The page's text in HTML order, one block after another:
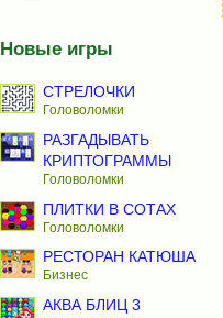
Новые игры
СТРЕЛОЧКИ
Головоломки
РАЗГАДЫВАТЬ
КРИПТОГРАММЫ
Головоломки
ПЛИТКИ В СОТАХ
Головоломки
РЕСТОРАН КАТЮША
Бизнес
АКВА БЛИЦ 3